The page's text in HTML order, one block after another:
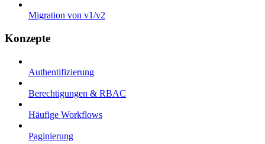
Migration von v1/v2
Konzepte
Authentifizierung
Berechtigungen & RBAC
Häufige Workflows
Paginierung